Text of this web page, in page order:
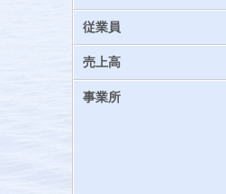
従業員
売上高
事業所